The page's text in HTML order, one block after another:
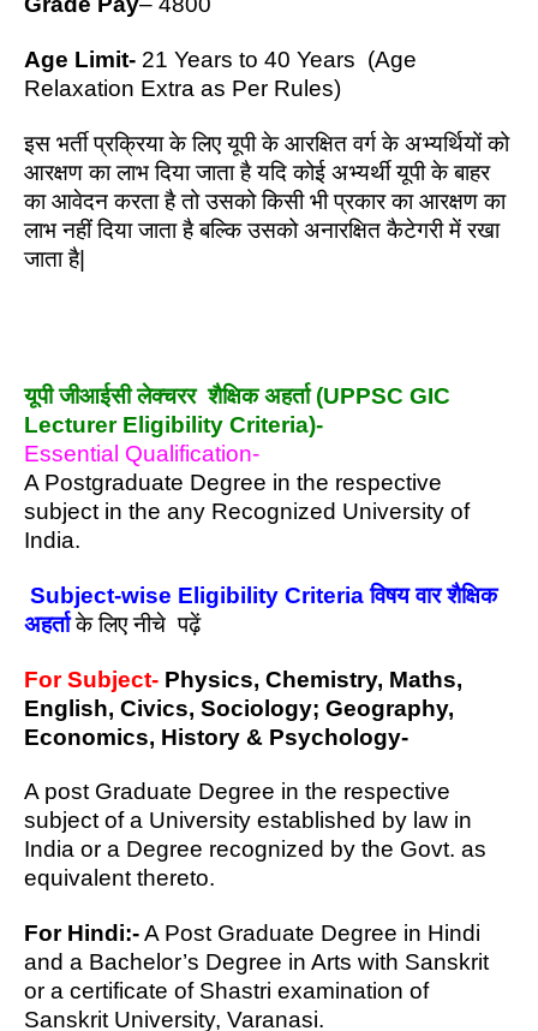
Age Limit- 21 Years to 40 Years (Age
Relaxation Extra as Per Rules)
इस भर्ती प्रक्रिया के लिए यूपी के आरक्षित वर्ग के अभ्यर्थियों को
आरक्षण का लाभ दिया जाता है यदि कोई अभ्यर्थी यूपी के बाहर
का आवेदन करता है तो उसको किसी भी प्रकार का आरक्षण का
लाभ नहीं दिया जाता है बल्कि उसको अनारक्षित कैटेगरी में रखा
जाता है|
यूपी जीआईसी लेक्चरर शैक्षिक अहर्ता (UPPSC GIC
Lecturer Eligibility Criteria)-
Essential Qualification-
A Postgraduate Degree in the respective
subject in the any Recognized University of
India.
Subject-wise Eligibility Criteria विषय वार शैक्षिक
अहर्ताके लिए नीचे पढ़ें
For Subject- Physics, Chemistry, Maths,
English, Civics, Sociology; Geography,
Economics, History & Psychology-
A post Graduate Degree in the respective
subject of a University established by law in
India or a Degree recognized by the Govt. as
equivalent thereto.
For Hindi:-A Post Graduate Degree in Hindi
and a Bachelor’s Degree in Arts with Sanskrit
or a certificate of Shastri examination of
Sanskrit University, Varanasi.